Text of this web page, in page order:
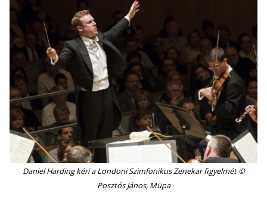
Daniel Harding kéri a Londoni Szimfonikus Zenekar figyelmét ©
Posztós János, Müpa